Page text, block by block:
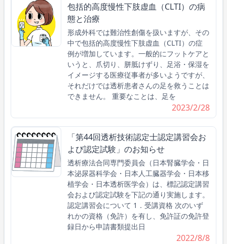
包括的高度慢性下肢虚血（CLTI）の病
態と治療
形成外科では難治性創傷を扱いますが、その
中で包括的高度慢性下肢虚血（CLTI）の症
例が増加しています。一般的にフットケアと
いうと、爪切り、胼胝けずり、足浴・保湿を
イメージする医療従事者が多いようですが、
それだけでは透析患者さんの足を救うことは
できません。 重要なことは、足を
2023/2/28
「第44回透析技術認定士認定講習会お
よび認定試験」のお知らせ
透析療法合同専門委員会（日本腎臓学会・日
本泌尿器科学会・日本人工臓器学会・日本移
植学会・日本透析医学会）は、標記認定講習
会および認定試験を下記の通り実施します。
認定講習会について 1．受講資格 次のいず
れかの資格（免許）を有し、免許証の免許登
録日から申請書類提出日
2022/8/8